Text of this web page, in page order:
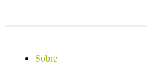
Sobre